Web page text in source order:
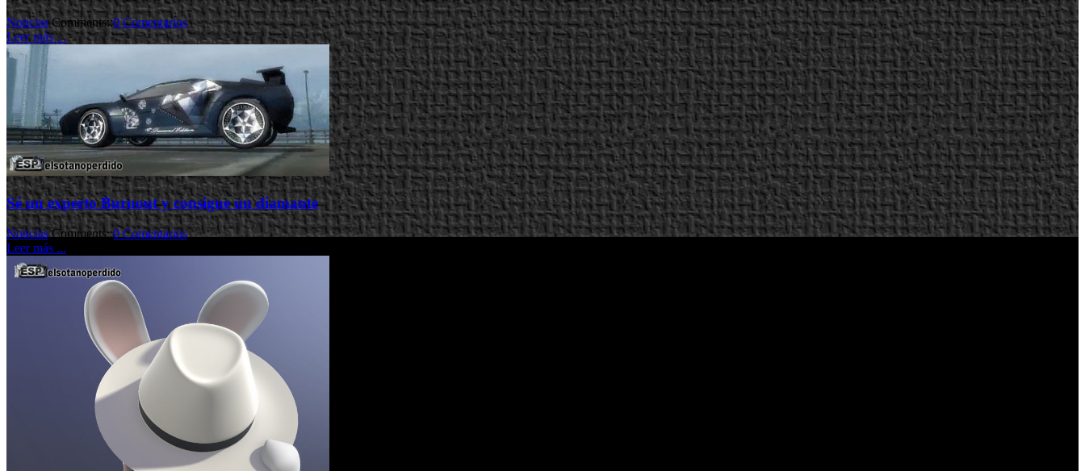
Noticias Comments::0 Comentarios
Leer más ...
Sé un experto Burnout y consigue un diamante
Noticias Comments::0 Comentarios
Leer más ...